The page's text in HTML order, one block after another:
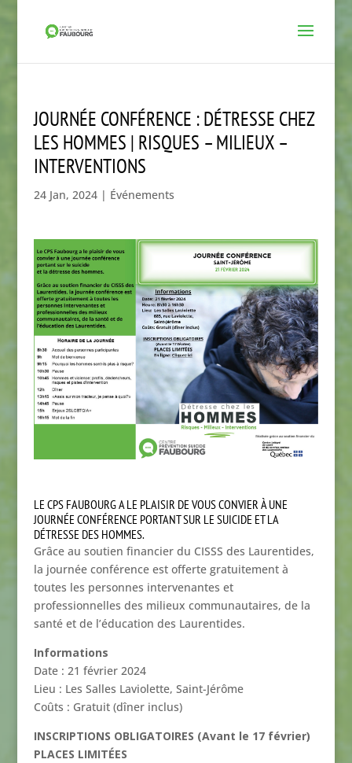
JOURNÉE CONFÉRENCE : DÉTRESSE CHEZ
LES HOMMES | RISQUES – MILIEUX –
INTERVENTIONS
24 Jan, 2024| Événements
LE CPS FAUBOURG A LE PLAISIR DE VOUS CONVIER À UNE
JOURNÉE CONFÉRENCE PORTANT SUR LE SUICIDE ET LA
DÉTRESSE DES HOMMES.
Grâce au soutien financier du CISSS des Laurentides,
la journée conférence est offerte gratuitement à
toutes les personnes intervenantes et
professionnelles des milieux communautaires, de la
santé et de l’éducation des Laurentides.
Informations
Date : 21 février 2024
Lieu : Les Salles Laviolette, Saint-Jérôme
Coûts : Gratuit (dîner inclus)
INSCRIPTIONS OBLIGATOIRES (Avant le 17 février)
PLACES LIMITÉES